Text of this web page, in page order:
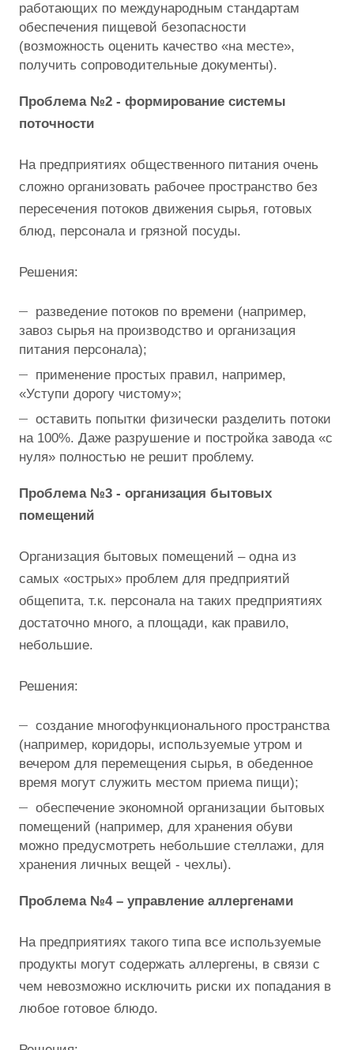
работающих по международным стандартам
обеспечения пищевой безопасности
(возможность оценить качество «на месте»,
получить сопроводительные документы).
Проблема №2 - формирование системы
поточности
На предприятиях общественного питания очень
сложно организовать рабочее пространство без
пересечения потоков движения сырья, готовых
блюд, персонала и грязной посуды.
Решения:
разведение потоков по времени (например,
завоз сырья на производство и организация
питания персонала);
применение простых правил, например,
«Уступи дорогу чистому»;
оставить попытки физически разделить потоки
на 100%. Даже разрушение и постройка завода «с
нуля» полностью не решит проблему.
Проблема №3 - организация бытовых
помещений
Организация бытовых помещений – одна из
самых «острых» проблем для предприятий
общепита, т.к. персонала на таких предприятиях
достаточно много, а площади, как правило,
небольшие.
Решения:
создание многофункционального пространства
(например, коридоры, используемые утром и
вечером для перемещения сырья, в обеденное
время могут служить местом приема пищи);
обеспечение экономной организации бытовых
помещений (например, для хранения обуви
можно предусмотреть небольшие стеллажи, для
хранения личных вещей - чехлы).
Проблема №4 – управление аллергенами
На предприятиях такого типа все используемые
продукты могут содержать аллергены, в связи с
чем невозможно исключить риски их попадания в
любое готовое блюдо.